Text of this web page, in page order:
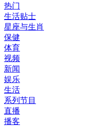
热门
生活贴士
星座与生肖
保健
体育
视频
新闻
娱乐
生活
系列节目
直播
播客